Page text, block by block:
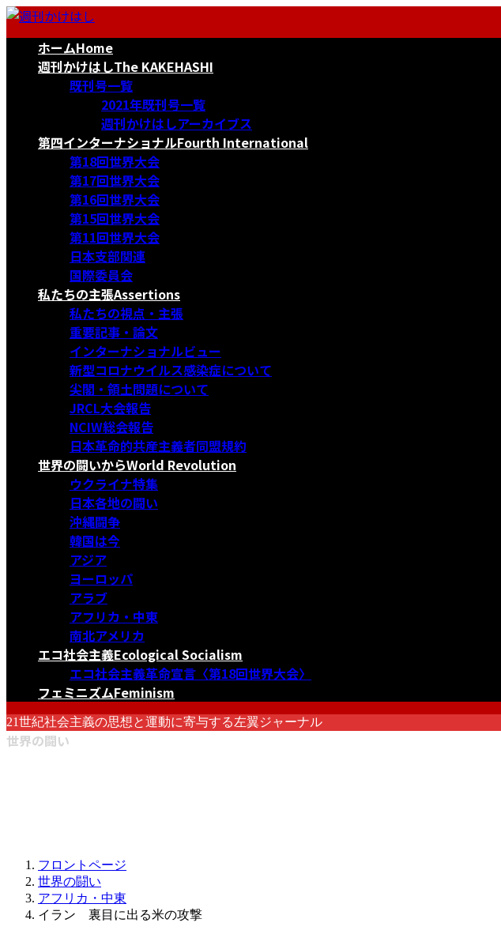
コ
ナ
ホームHome
週刊かけはしThe KAKEHASHI
既刊号一覧
2021年既刊号一覧
週刊かけはしアーカイブス
第四インターナショナルFourth International
第18回世界大会
第17回世界大会
第16回世界大会
第15回世界大会
第11回世界大会
日本支部関連
国際委員会
私たちの主張Assertions
私たちの視点・主張
重要記事・論文
インターナショナルビュー
新型コロナウイルス感染症について
尖閣・領土問題について
JRCL大会報告
NCIW総会報告
日本革命的共産主義者同盟規約
世界の闘いからWorld Revolution
ウクライナ特集
日本各地の闘い
沖縄闘争
韓国は今
アジア
ヨーロッパ
アラブ
アフリカ・中東
南北アメリカ
エコ社会主義Ecological Socialism
エコ社会主義革命宣言〈第18回世界大会〉
フェミニズムFeminism
21世紀社会主義の思想と運動に寄与する左翼ジャーナル
世界の闘い
フロントページ
世界の闘い
アフリカ・中東
イラン 裏目に出る米の攻撃